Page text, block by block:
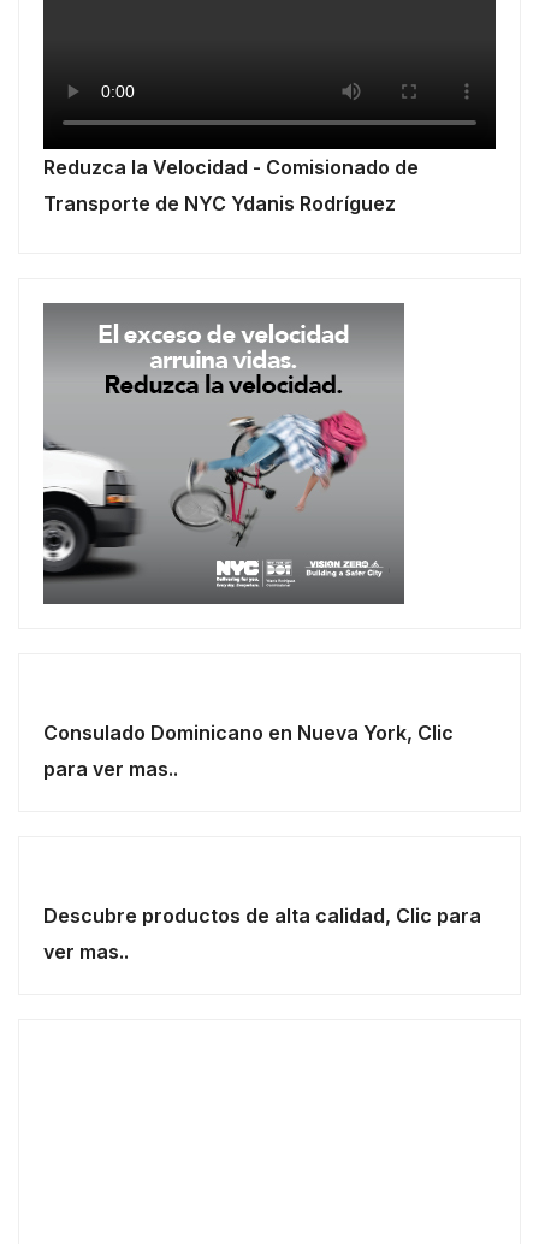
Reduzca la Velocidad - Comisionado de
Transporte de NYC Ydanis Rodríguez
Consulado Dominicano en Nueva York, Clic
para ver mas..
Descubre productos de alta calidad, Clic para
ver mas..